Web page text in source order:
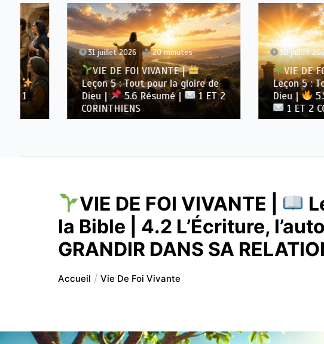
31 juillet 2026 20 minutes
VIE DE FOI VIVANTE |
Leçon 5 : Tout pour la gloire de
Dieu |
5.6 Résumé |
1 ET 2
CORINTHIENS
30 juillet 2026 15
VIE DE FOI
Leçon 5 : Tout pour
Dieu |
5.5
1 ET 2
VIE DE FOI VIVANTE |
la Bible | 4.2 L’Écriture,
GRANDIR DANS SA
Accueil Vie De Foi Vivante